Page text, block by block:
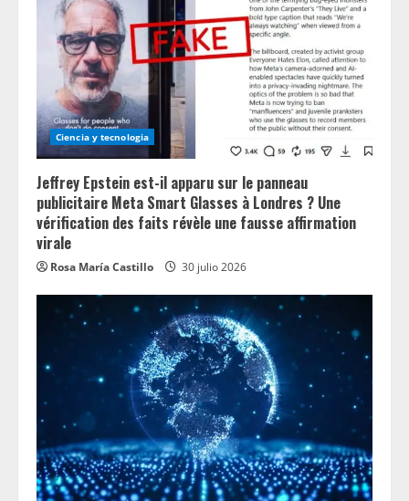
n
g Ciencia y tecnologia
Jeffrey Epstein est-il apparu sur le panneau
publicitaire Meta Smart Glasses à Londres ? Une
vérification des faits révèle une fausse affirmation
virale
Rosa María Castillo 30 julio 2026